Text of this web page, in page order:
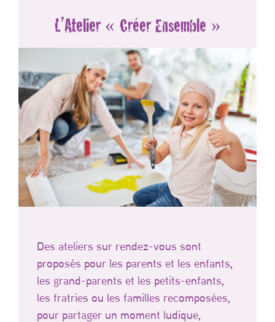
L’Atelier « Créer Ensemble »
Des ateliers sur rendez-vous sont
proposés pour les parents et les enfants,
les grand-parents et les petits-enfants,
les fratries ou les familles recomposées,
pour partager un moment ludique,